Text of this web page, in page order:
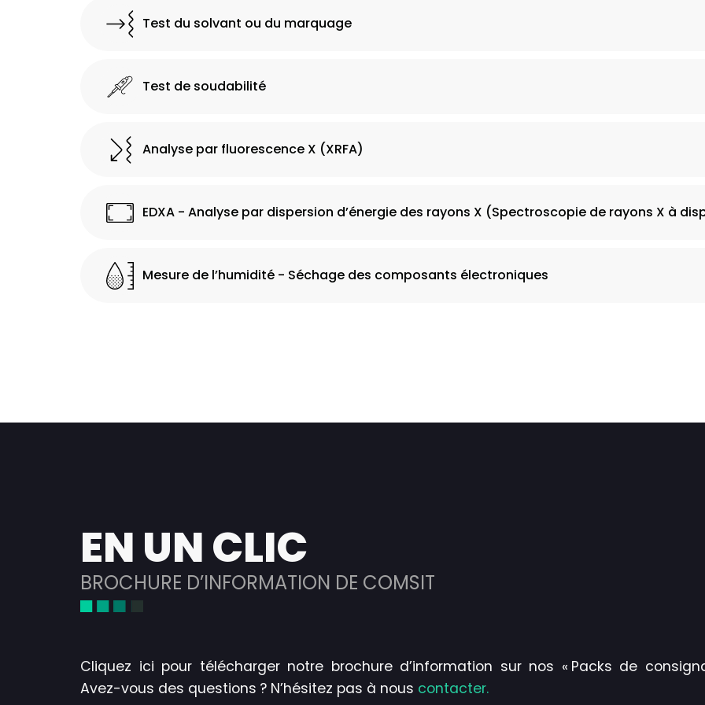
Test du solvant ou du marquage
Test de soudabilité
Analyse par fluorescence X (XRFA)
EDXA - Analyse par dispersion d’énergie des rayons X (Spectroscopie de rayons X à
Mesure de l’humidité - Séchage des composants électroniques
EN UN CLIC
BROCHURE D’INFORMATION DE COMSIT
Cliquez ici pour télécharger notre brochure d’information sur nos « Packs de
Avez-vous des questions ? N’hésitez pas à nous contacter.